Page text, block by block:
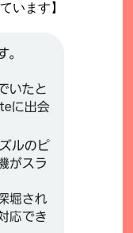
います】